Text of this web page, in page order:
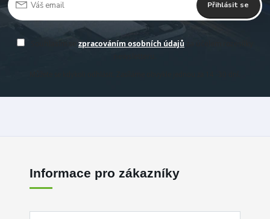
Přihlásit se
zpracováním osobních údajů
Informace pro zákazníky